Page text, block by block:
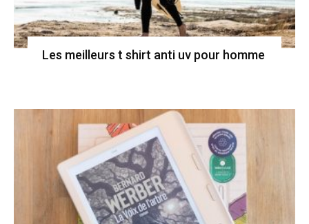
Les meilleurs t shirt anti uv pour homme